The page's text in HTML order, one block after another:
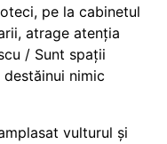
pe la cabinetul
atrage atenția
/ Sunt spații
nimic
vulturul și